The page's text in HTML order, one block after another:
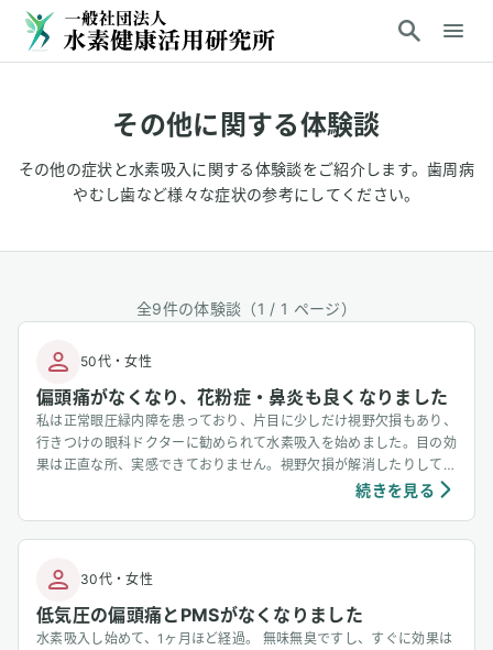
その他に関する体験談
その他の症状と水素吸入に関する体験談をご紹介します。歯周病
やむし歯など様々な症状の参考にしてください。
全9件の体験談（1 / 1 ページ）
50代・女性
偏頭痛がなくなり、花粉症・鼻炎も良くなりました
私は正常眼圧緑内障を患っており、片目に少しだけ視野欠損もあり、
行きつけの眼科ドクターに勧められて水素吸入を始めました。目の効
果は正直な所、実感できておりません。視野欠損が解消したりしてい
るわけではないので。ただ、そのほかの面では色々と変化を感じてい
体が柔らかくなりました。前屈で床に手がべったりつくようになりま
たのですが、1ケ月で治りました。⚫︎寒い時期は足先や手先が冷え冷
えで、電気毛布が必要でしたが、必要なくなりました。
続きを見る
30代・女性
低気圧の偏頭痛とPMSがなくなりました
水素吸入し始めて、1ヶ月ほど経過。 無味無臭ですし、すぐに効果は